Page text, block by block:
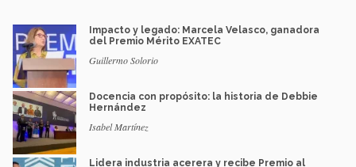
Impacto y legado: Marcela Velasco, ganadora
del Premio Mérito EXATEC
Guillermo Solorio
Docencia con propósito: la historia de Debbie
Hernández
Isabel Martínez
Lidera industria acerera y recibe Premio al